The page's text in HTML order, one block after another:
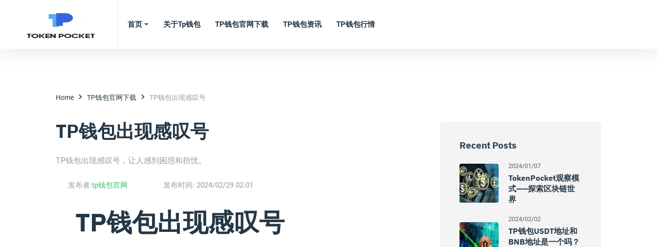
首页 关于tp钱包 TP钱包官网下载 TP钱包资讯 TP钱包行情
Home TP钱包官网下载 TP钱包出现感叹号
TP钱包出现感叹号
TP钱包出现感叹号，让人感到困惑和担忧。
发布者:tp钱包官网 发布时间: 2024/02/29 02:01
TP钱包出现感叹号
Recent Posts
2024/01/07
TokenPocket观察模
式——探索区块链世
界
2024/02/02
TP钱包USDT地址和
BNB地址是一个吗？